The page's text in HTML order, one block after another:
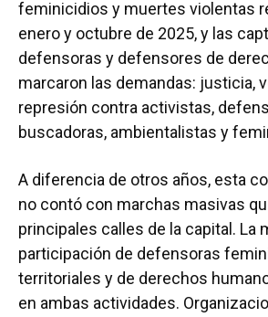
feminicidios y muertes violentas
enero y octubre de 2025, y las
defensoras y defensores de
marcaron las demandas: justicia,
represión contra activistas,
buscadoras, ambientalistas y
A diferencia de otros años, esta
no contó con marchas masivas
principales calles de la capital. La
participación de defensoras
territoriales y de derechos
en ambas actividades.